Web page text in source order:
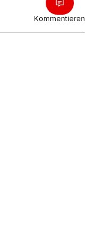
Kommentieren